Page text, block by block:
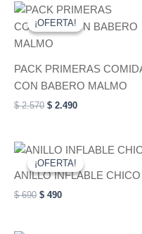
¡OFERTA!
¡OFERTA!
PACK PRIMERAS
CON BABERO MALMO
$2.570
Original
price
was:
$ 2.570.
$ 2.490
Current
is:
¡OFERTA!
¡OFERTA!
ANILLO INFLABLE CHICO
$690
Original
price
was:
$ 490
Current
price
is:
This
product
multiple